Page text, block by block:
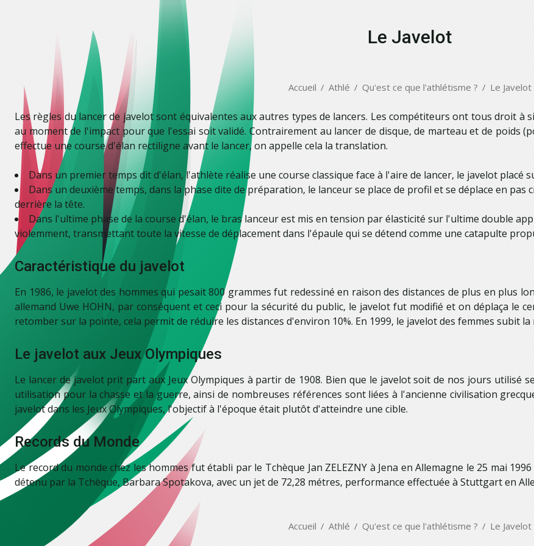
Le Javelot
Accueil Athlé Qu'est ce que l'athlétisme ? Le Javelot
Les règles du lancer de javelot sont équivalentes aux autres types de lancers. Les compétiteurs ont tous droit à
au moment de l'impact pour que l'essai soit validé. Contrairement au lancer de disque, de marteau et de poids
effectue une course d'élan rectiligne avant le lancer, on appelle cela la translation.
Dans un premier temps dit d'élan, l'athlète réalise une course classique face à l'aire de lancer, le javelot placé
Dans un deuxième temps, dans la phase dite de préparation, le lanceur se place de profil et se déplace en
derrière la tête.
Dans l'ultime phase de la course d'élan, le bras lanceur est mis en tension par élasticité sur l'ultime double
violemment, transmettant toute la vitesse de déplacement dans l'épaule qui se détend comme une catapulte
Caractéristique du javelot
En 1986, le javelot des hommes qui pesait 800 grammes fut redessiné en raison des distances de plus en plus
allemand Uwe HOHN, par conséquent et ceci pour la sécurité du public, le javelot fut modifié et on déplaça le
retomber sur la pointe, cela permit de réduire les distances d'environ 10%. En 1999, le javelot des femmes subit la
Le javelot aux Jeux Olympiques
Le lancer de javelot prit part aux Jeux Olympiques à partir de 1908. Bien que le javelot soit de nos jours utilisé
utilisation pour la chasse et la guerre, ainsi de nombreuses références sont liées à l'ancienne civilisation
javelot dans les Jeux Olympiques, l'objectif à l'époque était plutôt d'atteindre une cible.
Records du Monde
Le record du monde chez les hommes fut établi par le Tchèque Jan ZELEZNY à Jena en Allemagne le 25 mai
détenu par la Tchèque, Barbara Spotakova, avec un jet de 72,28 métres, performance effectuée à Stuttgart en
Accueil Athlé Qu'est ce que l'athlétisme ? Le Javelot